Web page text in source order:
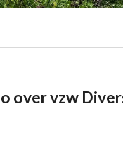
over vzw